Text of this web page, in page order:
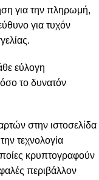
για την πληρωμή,
για τυχόν
εύλογη
το δυνατόν
στην ιστοσελίδα
τεχνολογία
κρυπτογραφούν
περιβάλλον